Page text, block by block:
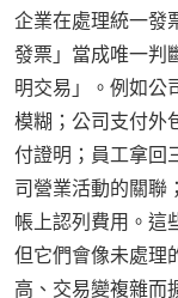
企業在處理統一發
發票」當成唯一判
明交易」。例如公
模糊；公司支付外
付證明；員工拿回
司營業活動的關聯
帳上認列費用。這
但它們會像未處理
高、交易變複雜而